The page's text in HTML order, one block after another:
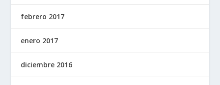
febrero 2017
enero 2017
diciembre 2016